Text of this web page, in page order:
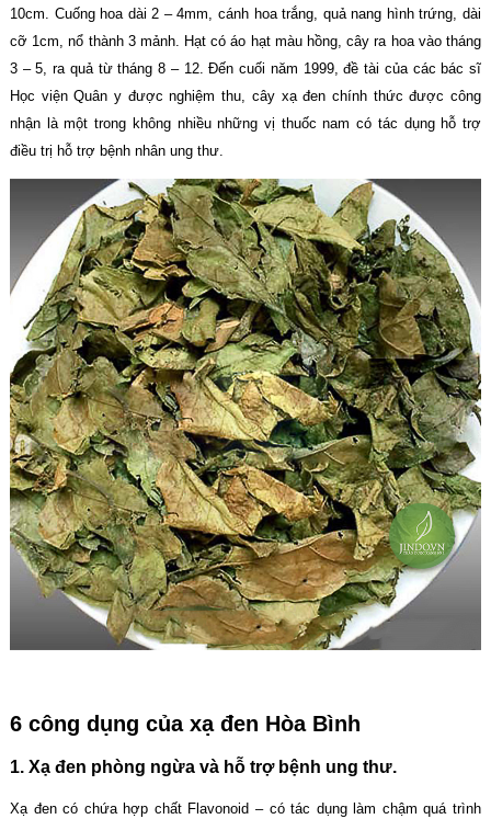
10cm. Cuống hoa dài 2 – 4mm, cánh hoa trắng, quả nang hình trứng, dài
cỡ 1cm, nổ thành 3 mảnh. Hạt có áo hạt màu hồng, cây ra hoa vào tháng
3 – 5, ra quả từ tháng 8 – 12. Đến cuối năm 1999, đề tài của các bác sĩ
Học viện Quân y được nghiệm thu, cây xạ đen chính thức được công
nhận là một trong không nhiều những vị thuốc nam có tác dụng hỗ trợ
điều trị hỗ trợ bệnh nhân ung thư.
6 công dụng của xạ đen Hòa Bình
1. Xạ đen phòng ngừa và hỗ trợ bệnh ung thư.
Xạ đen có chứa hợp chất Flavonoid – có tác dụng làm chậm quá trình